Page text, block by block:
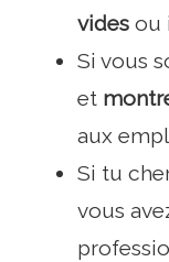
vides ou
Si vous
et
aux
Si tu
vous